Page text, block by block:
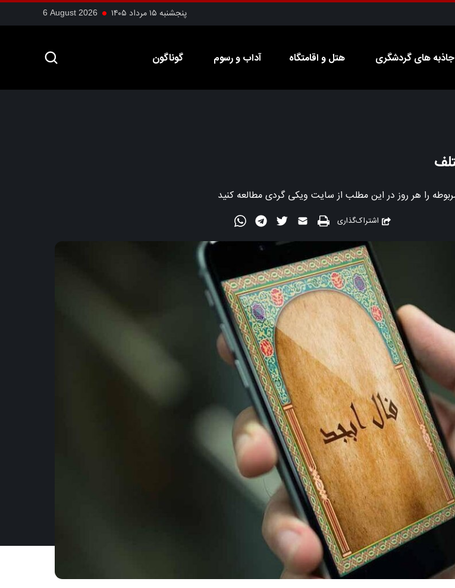
پنجشنبه ۱۵ مرداد ۱۴۰۵ 6 August 2026
جاذبه های گردشگری هتل و اقامتگاه آداب و رسوم گوناگون
اشتراک‌گذاری